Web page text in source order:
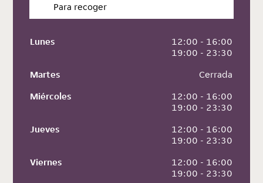
Para recoger
Lunes
12:00 - 16:00
19:00 - 23:30
Martes
Cerrada
Miércoles
12:00 - 16:00
19:00 - 23:30
Jueves
12:00 - 16:00
19:00 - 23:30
Viernes
12:00 - 16:00
19:00 - 23:30